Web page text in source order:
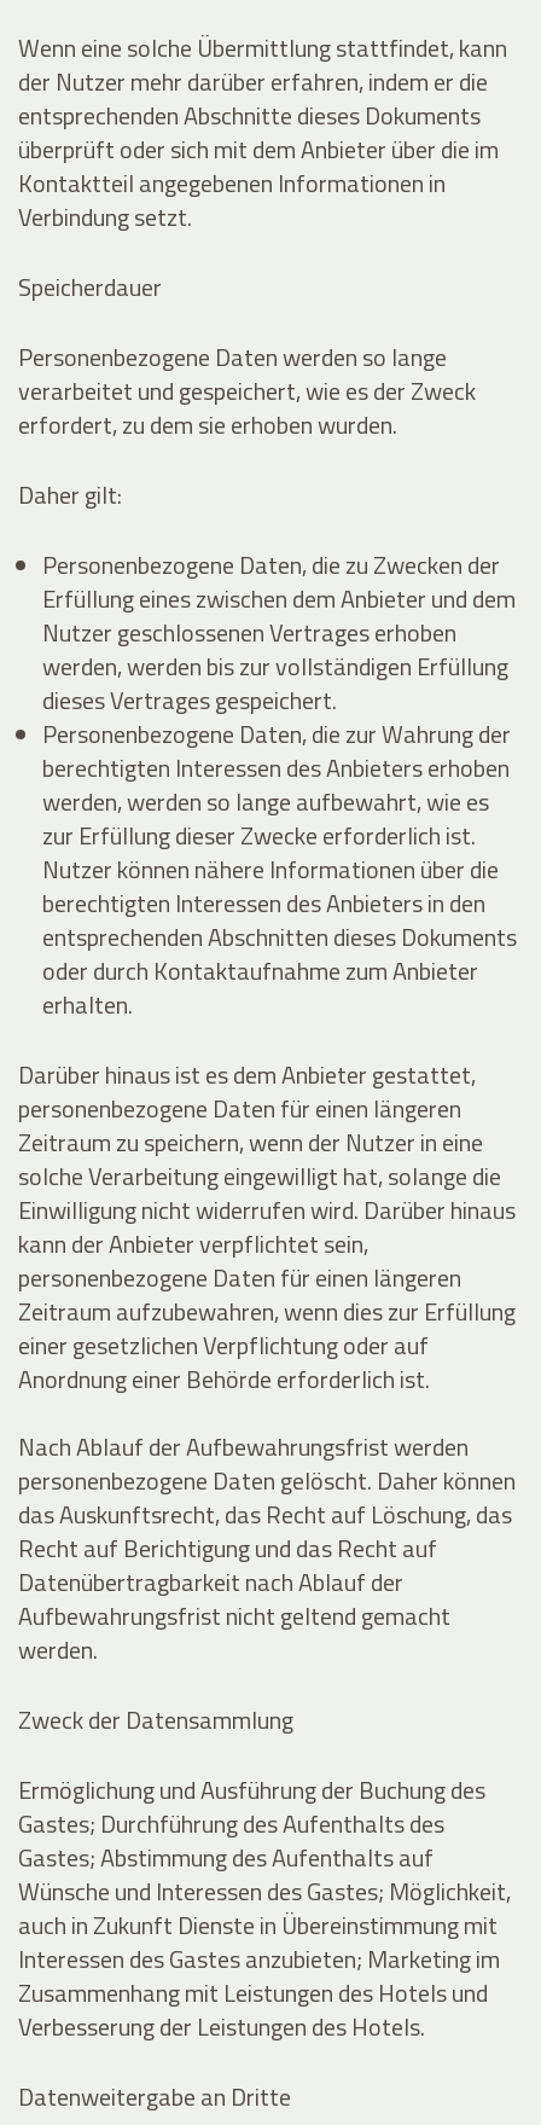
Wenn eine solche Übermittlung stattfindet, kann
der Nutzer mehr darüber erfahren, indem er die
entsprechenden Abschnitte dieses Dokuments
überprüft oder sich mit dem Anbieter über die im
Kontaktteil angegebenen Informationen in
Verbindung setzt.
Speicherdauer
Personenbezogene Daten werden so lange
verarbeitet und gespeichert, wie es der Zweck
erfordert, zu dem sie erhoben wurden.
Daher gilt:
Personenbezogene Daten, die zu Zwecken der
Erfüllung eines zwischen dem Anbieter und dem
Nutzer geschlossenen Vertrages erhoben
werden, werden bis zur vollständigen Erfüllung
dieses Vertrages gespeichert.
Personenbezogene Daten, die zur Wahrung der
berechtigten Interessen des Anbieters erhoben
werden, werden so lange aufbewahrt, wie es
zur Erfüllung dieser Zwecke erforderlich ist.
Nutzer können nähere Informationen über die
berechtigten Interessen des Anbieters in den
entsprechenden Abschnitten dieses Dokuments
oder durch Kontaktaufnahme zum Anbieter
erhalten.
Darüber hinaus ist es dem Anbieter gestattet,
personenbezogene Daten für einen längeren
Zeitraum zu speichern, wenn der Nutzer in eine
solche Verarbeitung eingewilligt hat, solange die
Einwilligung nicht widerrufen wird. Darüber hinaus
kann der Anbieter verpflichtet sein,
personenbezogene Daten für einen längeren
Zeitraum aufzubewahren, wenn dies zur Erfüllung
einer gesetzlichen Verpflichtung oder auf
Anordnung einer Behörde erforderlich ist.
Nach Ablauf der Aufbewahrungsfrist werden
personenbezogene Daten gelöscht. Daher können
das Auskunftsrecht, das Recht auf Löschung, das
Recht auf Berichtigung und das Recht auf
Datenübertragbarkeit nach Ablauf der
Aufbewahrungsfrist nicht geltend gemacht
werden.
Zweck der Datensammlung
Ermöglichung und Ausführung der Buchung des
Gastes; Durchführung des Aufenthalts des
Gastes; Abstimmung des Aufenthalts auf
Wünsche und Interessen des Gastes; Möglichkeit,
auch in Zukunft Dienste in Übereinstimmung mit
Interessen des Gastes anzubieten; Marketing im
Zusammenhang mit Leistungen des Hotels und
Verbesserung der Leistungen des Hotels.
Datenweitergabe an Dritte